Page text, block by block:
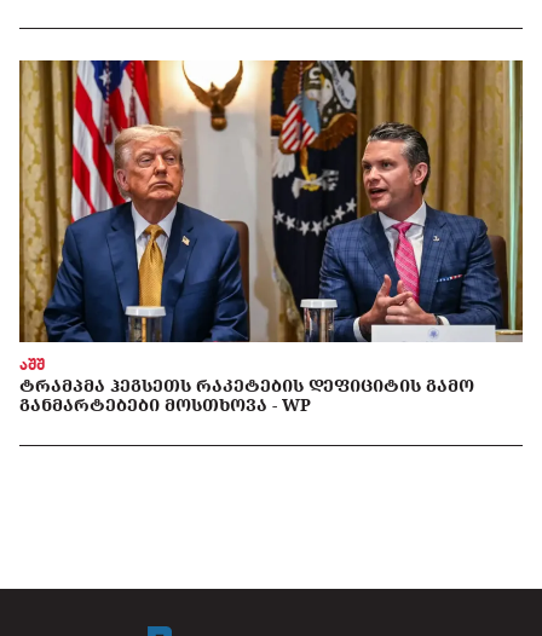
აშშ
ᲢᲠᲐᲛᲞᲛᲐ ᲰᲔᲒᲡᲔᲗᲡ ᲠᲐᲙᲔᲢᲔᲑᲘᲡ ᲓᲔᲤᲘᲪᲘᲢᲘᲡ ᲒᲐᲛᲝ
ᲒᲐᲜᲛᲐᲠᲢᲔᲑᲔᲑᲘ ᲛᲝᲡᲗᲮᲝᲕᲐ - WP